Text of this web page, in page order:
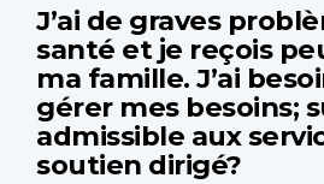
J’ai de graves
santé et je reçois
ma famille. J’ai
gérer mes besoins;
admissible aux
soutien dirigé?